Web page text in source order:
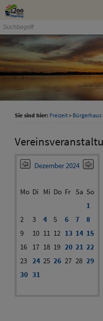
Zum Inhalt
Sie sind hier: Freizeit> Bürgerhaus
Dezember 2024
Mo Di Mi Do Fr Sa So
1
2
3 4 5 6 7
8
9
10 11 12 13 14 15
16
17 18 19 20 21 22
23 24 25 26 27 28 29
30 31
schließen